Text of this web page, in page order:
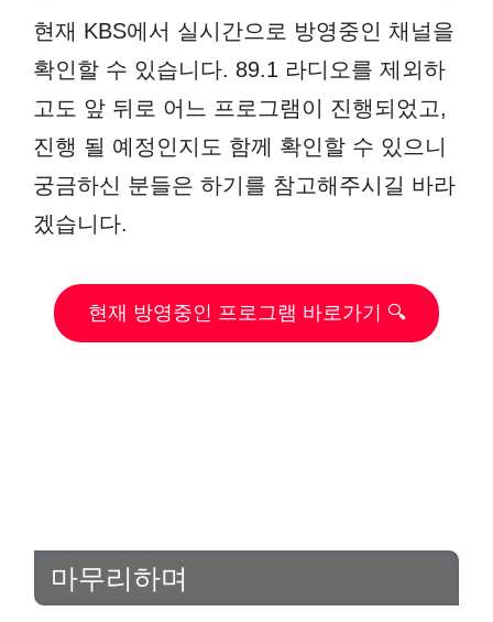
현재 KBS에서 실시간으로 방영중인 채널을
확인할 수 있습니다. 89.1 라디오를 제외하
고도 앞 뒤로 어느 프로그램이 진행되었고,
진행 될 예정인지도 함께 확인할 수 있으니
궁금하신 분들은 하기를 참고해주시길 바라
겠습니다.
현재 방영중인 프로그램 바로가기 🔍
마무리하며